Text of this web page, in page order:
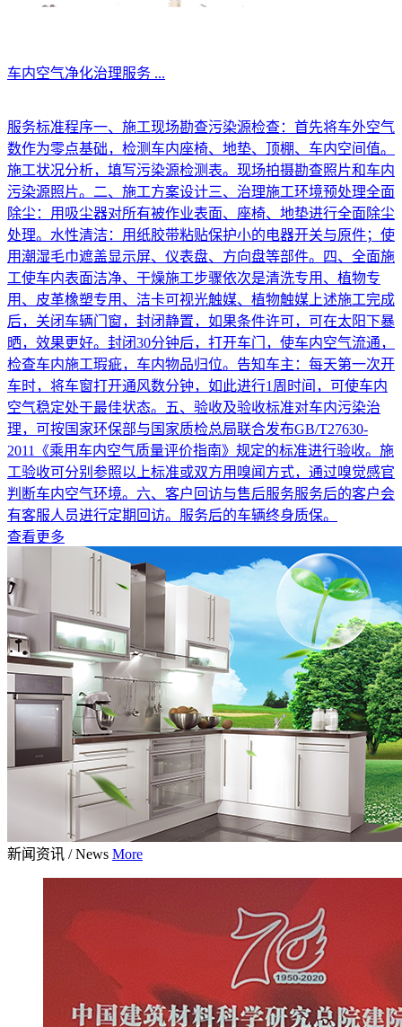
车内空气净化治理服务 ...
服务标准程序一、施工现场勘查污染源检查：首先将车外空气
数作为零点基础，检测车内座椅、地垫、顶棚、车内空间值。
施工状况分析，填写污染源检测表。现场拍摄勘查照片和车内
污染源照片。二、施工方案设计三、治理施工环境预处理全面
除尘：用吸尘器对所有被作业表面、座椅、地垫进行全面除尘
处理。水性清洁：用纸胶带粘贴保护小的电器开关与原件；使
用潮湿毛巾遮盖显示屏、仪表盘、方向盘等部件。四、全面施
工使车内表面洁净、干燥施工步骤依次是清洗专用、植物专
用、皮革橡塑专用、洁卡可视光触媒、植物触媒上述施工完成
后，关闭车辆门窗，封闭静置，如果条件许可，可在太阳下暴
晒，效果更好。封闭30分钟后，打开车门，使车内空气流通，
检查车内施工瑕疵，车内物品归位。告知车主：每天第一次开
车时，将车窗打开通风数分钟，如此进行1周时间，可使车内
空气稳定处于最佳状态。五、验收及验收标准对车内污染治
理，可按国家环保部与国家质检总局联合发布GB/T27630-
2011《乘用车内空气质量评价指南》规定的标准进行验收。施
工验收可分别参照以上标准或双方用嗅闻方式，通过嗅觉感官
判断车内空气环境。六、客户回访与售后服务服务后的客户会
有客服人员进行定期回访。服务后的车辆终身质保。
查看更多
新闻资讯 / News More